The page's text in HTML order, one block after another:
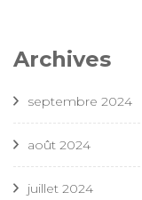
Archives
septembre 2024
août 2024
juillet 2024